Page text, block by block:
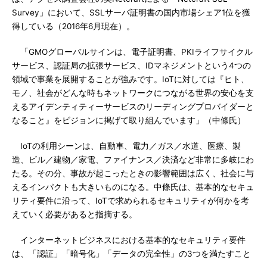
Survey」において、SSLサーバ証明書の国内市場シェア1位を獲
得している（2016年6月現在）。
「GMOグローバルサインは、電子証明書、PKIライフサイクル
サービス、認証局の拡張サービス、IDマネジメントという4つの
領域で事業を展開することが強みです。IoTに対しては『ヒト、
モノ、社会がどんな時もネットワークにつながる世界の安心を支
えるアイデンティティーサービスのリーディングプロバイダーと
なること』をビジョンに掲げて取り組んでいます」（中條氏）
IoTの利用シーンは、自動車、電力／ガス／水道、医療、製
造、ビル／建物／家電、ファイナンス／決済など非常に多岐にわ
たる。その分、事故が起こったときの影響範囲は広く、社会に与
えるインパクトも大きいものになる。中條氏は、基本的なセキュ
リティ要件に沿って、IoTで求められるセキュリティが何かを考
えていく必要があると指摘する。
インターネットビジネスにおける基本的なセキュリティ要件
は、「認証」「暗号化」「データの完全性」の3つを満たすこと